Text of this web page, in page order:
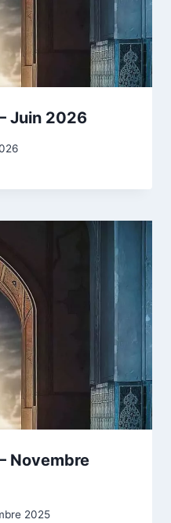
Juin 2026
Novembre
2025